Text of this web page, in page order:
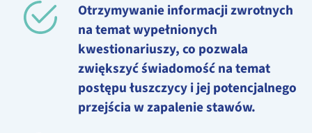
Otrzymywanie informacji zwrotnych
na temat wypełnionych
kwestionariuszy, co pozwala
zwiększyć świadomość na temat
postępu łuszczycy i jej potencjalnego
przejścia w zapalenie stawów.